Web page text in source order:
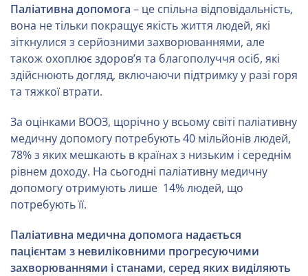
Паліативна допомога – це спільна відповідальність,
вона не тільки покращує якість життя людей, які
зіткнулися з серйозними захворюваннями, але
також охоплює здоров’я та благополуччя осіб, які
здійснюють догляд, включаючи підтримку у разі горя
та тяжкої втрати.
За оцінками ВООЗ, щорічно у всьому світі паліативну
медичну допомогу потребують 40 мільйонів людей,
78% з яких мешкають в країнах з низьким і середнім
рівнем доходу. На сьогодні паліативну медичну
допомогу отримують лише 14% людей, що
потребують її.
Паліативна медична допомога надається
пацієнтам з невиліковними прогресуючими
захворюваннями і станами, серед яких виділяють